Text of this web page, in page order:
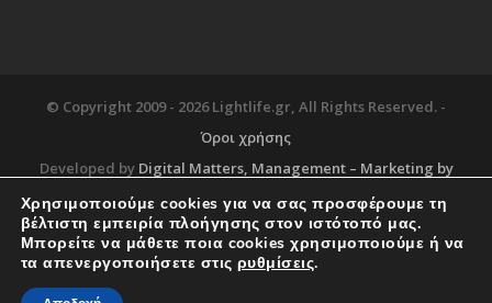
© Copyright 2009 - 2026 Lightlife.gr, All Rights Reserved. -
Όροι χρήσης
Developed by Digital Matters, Management – Marketing by
Blog About Services
Corporate Support
Χρησιμοποιούμε cookies για να σας προσφέρουμε τη
βέλτιστη εμπειρία πλοήγησης στον ιστότοπό μας.
Μπορείτε να μάθετε ποια cookies χρησιμοποιούμε ή να
τα απενεργοποιήσετε στις ρυθμίσεις.